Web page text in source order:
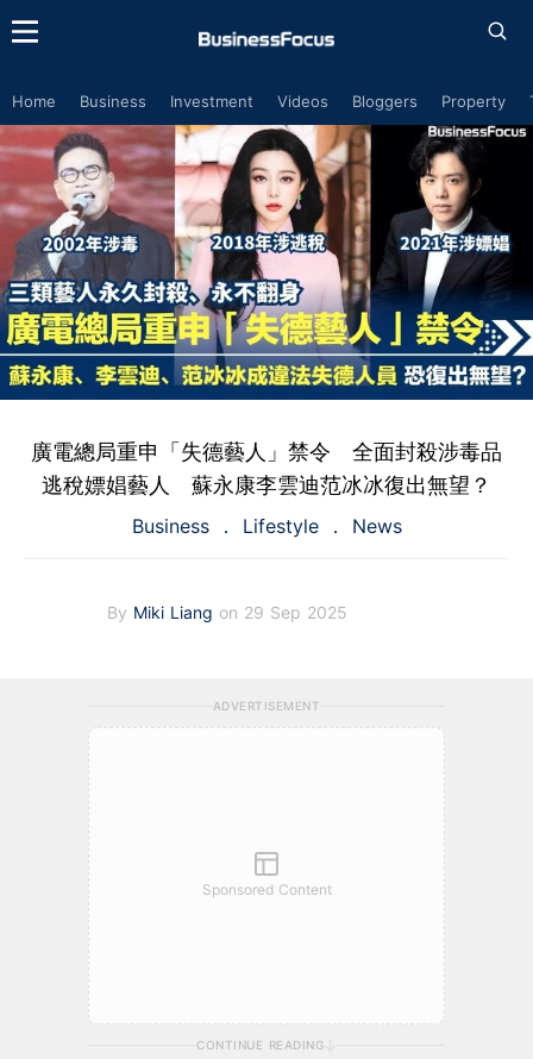
Home Business Investment Videos Bloggers Property
廣電總局重申「失德藝人」禁令 全面封殺涉毒品
逃稅嫖娼藝人 蘇永康李雲迪范冰冰復出無望？
Business Lifestyle News
By Miki Liang on 29 Sep 2025
ADVERTISEMENT
Sponsored Content
CONTINUE READING